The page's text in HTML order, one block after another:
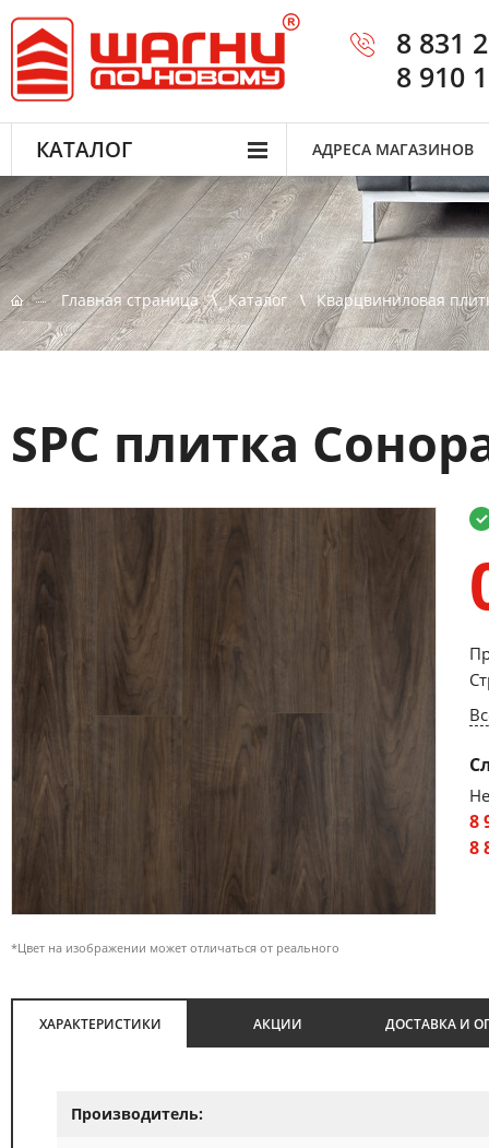
8 831
8 910
КАТАЛОГ АДРЕСА МАГАЗИНОВ
Главная страница Каталог Кварцвиниловая
SPC плитка
*Цвет на изображении может отличаться от реального
8
8
ХАРАКТЕРИСТИКИ АКЦИИ ДОСТАВКА И
Производитель: